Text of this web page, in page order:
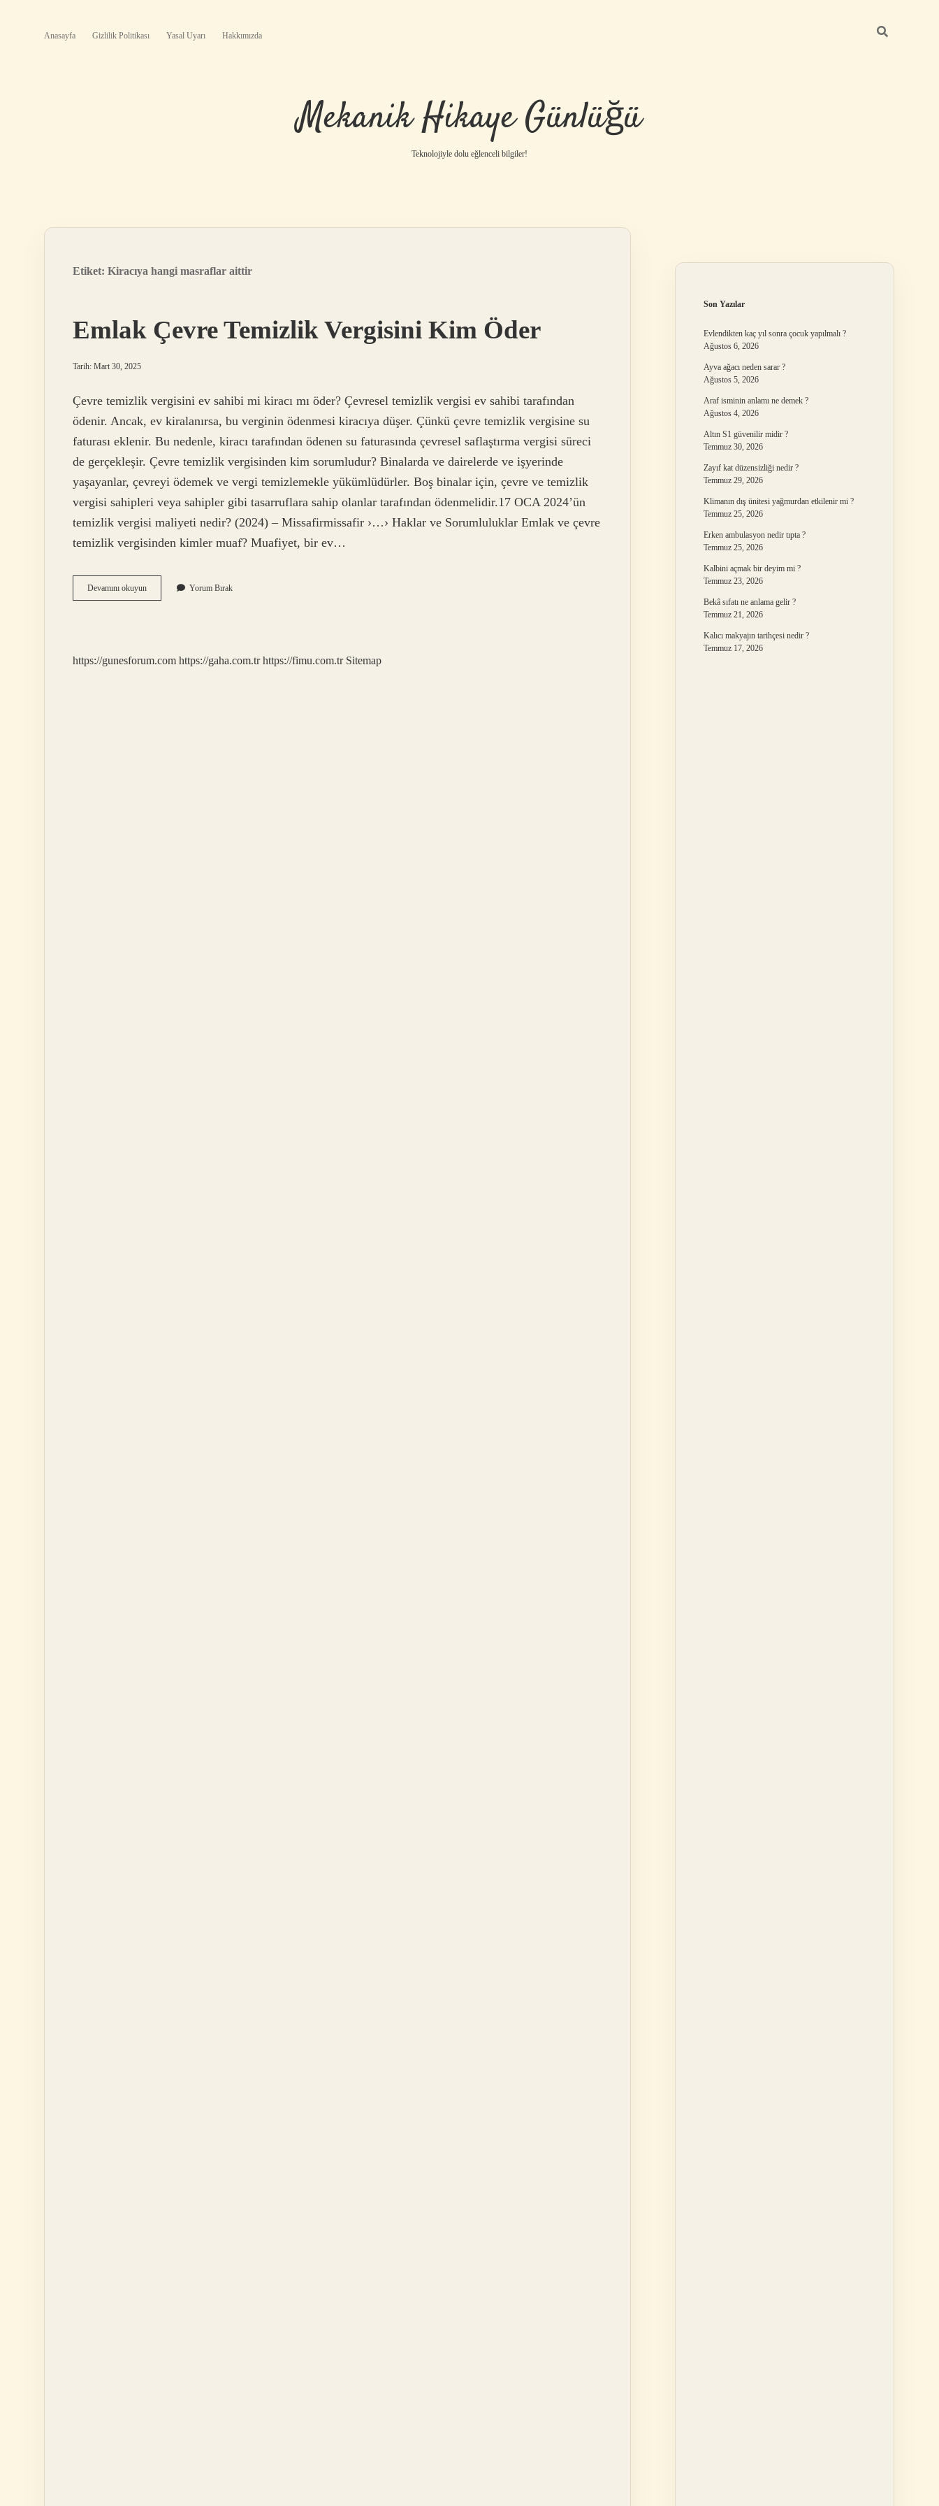
Anasayfa Gizlilik Politikası Yasal Uyarı Hakkımızda
Mekanik Hikaye Günlüğü
Teknolojiyle dolu eğlenceli bilgiler!
Etiket: Kiracıya hangi masraflar aittir
Emlak Çevre Temizlik Vergisini Kim Öder
Tarih: Mart 30, 2025
Çevre temizlik vergisini ev sahibi mi kiracı mı öder? Çevresel temizlik vergisi ev sahibi tarafından
ödenir. Ancak, ev kiralanırsa, bu verginin ödenmesi kiracıya düşer. Çünkü çevre temizlik vergisine su
faturası eklenir. Bu nedenle, kiracı tarafından ödenen su faturasında çevresel saflaştırma vergisi süreci
de gerçekleşir. Çevre temizlik vergisinden kim sorumludur? Binalarda ve dairelerde ve işyerinde
yaşayanlar, çevreyi ödemek ve vergi temizlemekle yükümlüdürler. Boş binalar için, çevre ve temizlik
vergisi sahipleri veya sahipler gibi tasarruflara sahip olanlar tarafından ödenmelidir.17 OCA 2024’ün
temizlik vergisi maliyeti nedir? (2024) – Missafirmissafir ›…› Haklar ve Sorumluluklar Emlak ve çevre
temizlik vergisinden kimler muaf? Muafiyet, bir ev…
Devamını okuyunEmlak
Çevre
Yorum Bırak
https://gunesforum.com https://gaha.com.tr https://fimu.com.tr Sitemap
Son Yazılar
Evlendikten kaç yıl sonra çocuk yapılmalı ?
Ağustos 6, 2026
Ayva ağacı neden sarar ?
Ağustos 5, 2026
Araf isminin anlamı ne demek ?
Ağustos 4, 2026
Altın S1 güvenilir midir ?
Temmuz 30, 2026
Zayıf kat düzensizliği nedir ?
Temmuz 29, 2026
Klimanın dış ünitesi yağmurdan etkilenir mi ?
Temmuz 25, 2026
Erken ambulasyon nedir tıpta ?
Temmuz 25, 2026
Kalbini açmak bir deyim mi ?
Temmuz 23, 2026
Bekâ sıfatı ne anlama gelir ?
Temmuz 21, 2026
Kalıcı makyajın tarihçesi nedir ?
Temmuz 17, 2026